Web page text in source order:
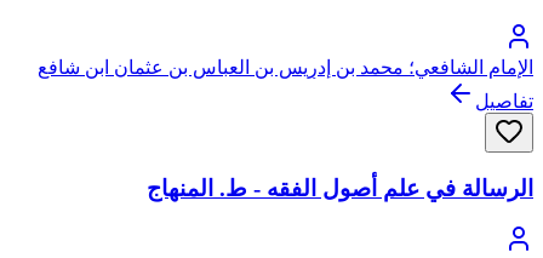
الإمام الشافعي؛ محمد بن إدريس بن العباس بن عثمان ابن شافع
الهاشمي القرشي المطلبي، أبو عبد الله
تفاصيل
الرسالة في علم أصول الفقه - ط. المنهاج